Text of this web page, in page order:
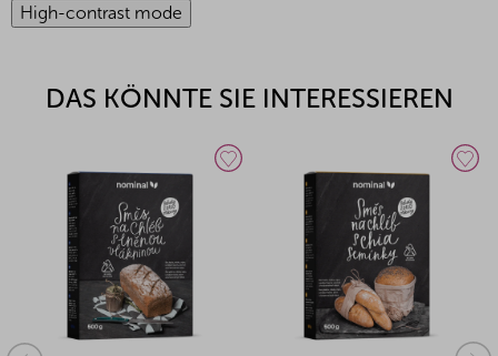
High-contrast mode
DAS KÖNNTE SIE INTERESSIEREN